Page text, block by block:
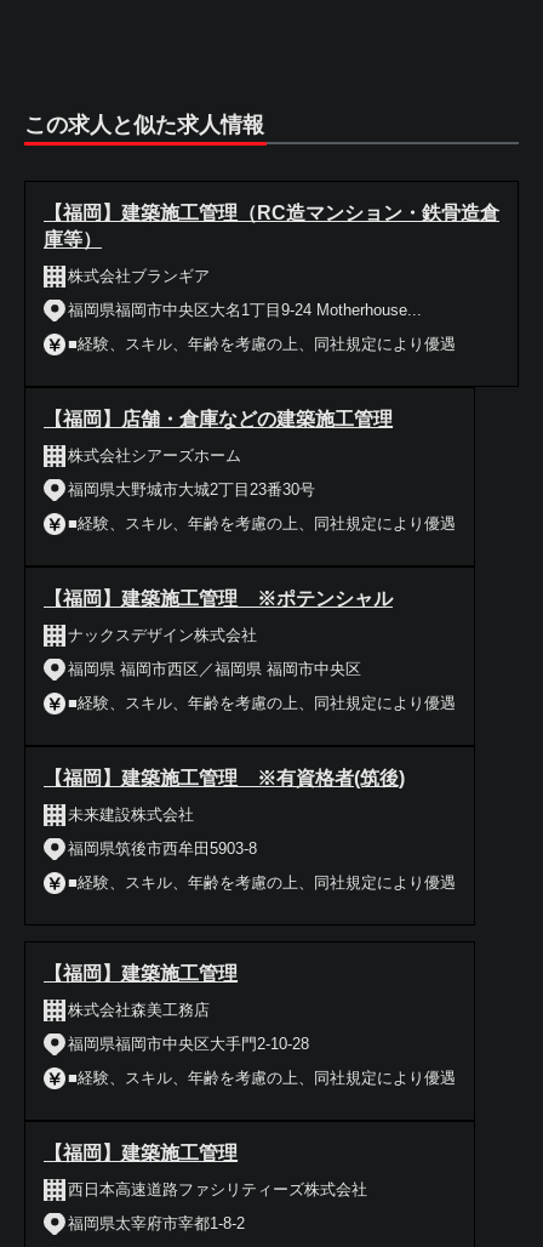
この求人と似た求人情報
【福岡】建築施工管理（RC造マンション・鉄骨造倉
庫等）
株式会社ブランギア
福岡県福岡市中央区大名1丁目9-24 Motherhouse...
■経験、スキル、年齢を考慮の上、同社規定により優遇
【福岡】店舗・倉庫などの建築施工管理
株式会社シアーズホーム
福岡県大野城市大城2丁目23番30号
■経験、スキル、年齢を考慮の上、同社規定により優遇
【福岡】建築施工管理 ※ポテンシャル
ナックスデザイン株式会社
福岡県 福岡市西区／福岡県 福岡市中央区
■経験、スキル、年齢を考慮の上、同社規定により優遇
【福岡】建築施工管理 ※有資格者(筑後)
未来建設株式会社
福岡県筑後市西牟田5903-8
■経験、スキル、年齢を考慮の上、同社規定により優遇
【福岡】建築施工管理
株式会社森美工務店
福岡県福岡市中央区大手門2-10-28
■経験、スキル、年齢を考慮の上、同社規定により優遇
【福岡】建築施工管理
西日本高速道路ファシリティーズ株式会社
福岡県太宰府市宰都1-8-2